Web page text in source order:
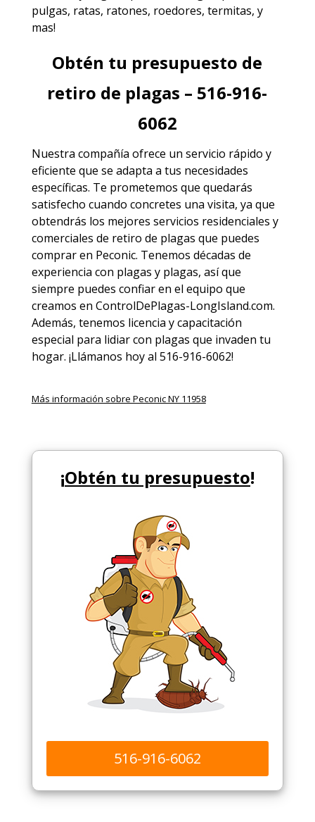
pulgas, ratas, ratones, roedores, termitas, y
mas!
Obtén tu presupuesto de
retiro de plagas – 516-916-
6062
Nuestra compañía ofrece un servicio rápido y
eficiente que se adapta a tus necesidades
específicas. Te prometemos que quedarás
satisfecho cuando concretes una visita, ya que
obtendrás los mejores servicios residenciales y
comerciales de retiro de plagas que puedes
comprar en Peconic. Tenemos décadas de
experiencia con plagas y plagas, así que
siempre puedes confiar en el equipo que
creamos en ControlDePlagas-LongIsland.com.
Además, tenemos licencia y capacitación
especial para lidiar con plagas que invaden tu
hogar. ¡Llámanos hoy al 516-916-6062!
Más información sobre Peconic NY 11958
¡Obtén tu presupuesto!
516-916-6062